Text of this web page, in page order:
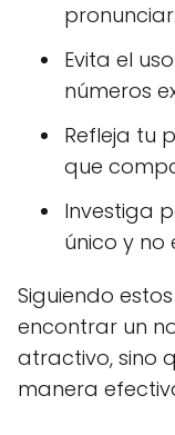
pronunciar.
Evita el
números
Refleja tu
que
Investiga
único y no
Siguiendo
encontrar un
atractivo, sino
manera